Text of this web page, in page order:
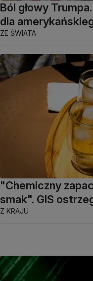
Ból głowy
dla
ZE ŚWIATA
"Chemiczny
smak". GIS
Z KRAJU